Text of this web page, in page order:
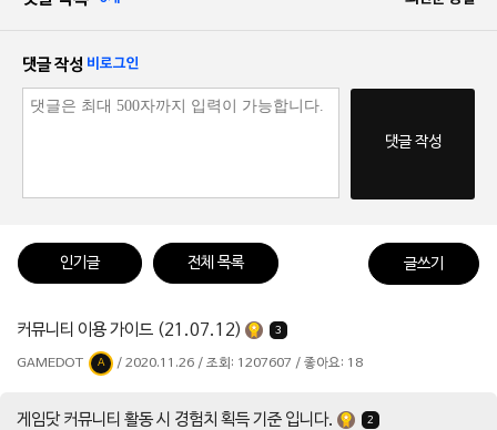
댓글 작성 비로그인
댓글 작성
인기글 전체 목록 글쓰기
커뮤니티 이용 가이드 (21.07.12) 3
GAMEDOT A / 2020.11.26 / 조회: 1207607 / 좋아요: 18
게임닷 커뮤니티 활동 시 경험치 획득 기준 입니다. 2